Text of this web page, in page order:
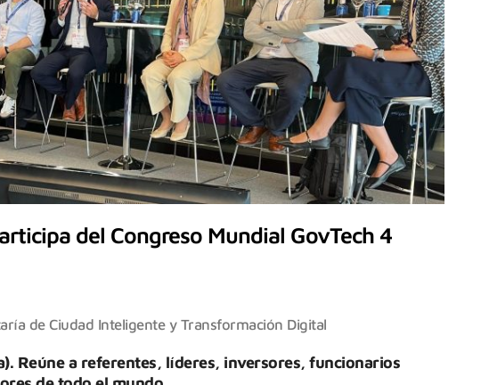
del Congreso Mundial GovTech 4
de Ciudad Inteligente y Transformación Digital
Reúne a referentes, líderes, inversores, funcionarios